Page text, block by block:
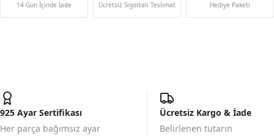
14 Gün İçinde İade
Ücretsiz Sigortalı Teslimat
Hediye Paketi
925 Ayar Sertifikası
Her parça bağımsız ayar
Ücretsiz Kargo & İade
Belirlenen tutarın